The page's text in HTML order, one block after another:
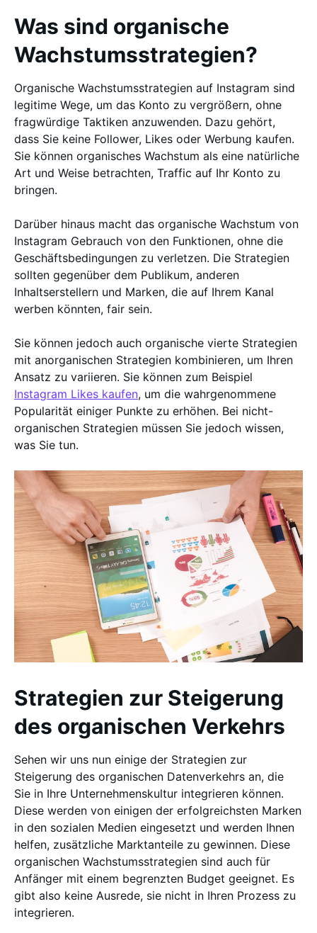
Was sind organische
Wachstumsstrategien?
Organische Wachstumsstrategien auf Instagram sind
legitime Wege, um das Konto zu vergrößern, ohne
fragwürdige Taktiken anzuwenden. Dazu gehört,
dass Sie keine Follower, Likes oder Werbung kaufen.
Sie können organisches Wachstum als eine natürliche
Art und Weise betrachten, Traffic auf Ihr Konto zu
bringen.
Darüber hinaus macht das organische Wachstum von
Instagram Gebrauch von den Funktionen, ohne die
Geschäftsbedingungen zu verletzen. Die Strategien
sollten gegenüber dem Publikum, anderen
Inhaltserstellern und Marken, die auf Ihrem Kanal
werben könnten, fair sein.
Sie können jedoch auch organische vierte Strategien
mit anorganischen Strategien kombinieren, um Ihren
Ansatz zu variieren. Sie können zum Beispiel
Instagram Likes kaufen, um die wahrgenommene
Popularität einiger Punkte zu erhöhen. Bei nicht-
organischen Strategien müssen Sie jedoch wissen,
was Sie tun.
Strategien zur Steigerung
des organischen Verkehrs
Sehen wir uns nun einige der Strategien zur
Steigerung des organischen Datenverkehrs an, die
Sie in Ihre Unternehmenskultur integrieren können.
Diese werden von einigen der erfolgreichsten Marken
in den sozialen Medien eingesetzt und werden Ihnen
helfen, zusätzliche Marktanteile zu gewinnen. Diese
organischen Wachstumsstrategien sind auch für
Anfänger mit einem begrenzten Budget geeignet. Es
gibt also keine Ausrede, sie nicht in Ihren Prozess zu
integrieren.